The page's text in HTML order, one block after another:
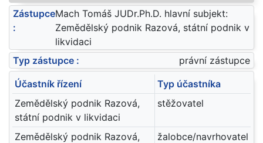
Zástupce
:
Mach Tomáš JUDr.Ph.D. hlavní subjekt:
Zemědělský podnik Razová, státní podnik v
likvidaci
Typ zástupce :
právní zástupce
Účastník řízení
Typ účastníka
Zemědělský podnik Razová,
státní podnik v likvidaci
stěžovatel
Zemědělský podnik Razová,
žalobce/navrhovatel